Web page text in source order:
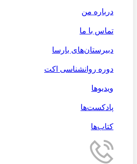
درباره من
تماس با ما
دبیرستان‌های بارسا
دوره روانشناسی اکت
ویدیوها
پادکست‌ها
کتاب‌ها